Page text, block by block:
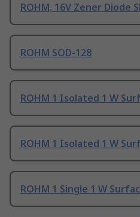
ROHM, 16V Zener Diode
ROHM SOD-128
ROHM 1 Isolated 1 W
ROHM 1 Isolated 1 W
ROHM 1 Single 1 W